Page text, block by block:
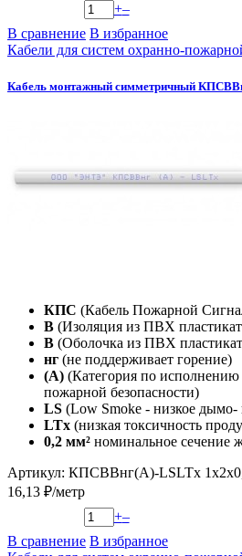
+–
В сравнение В избранное
Кабели для систем охранно-
Кабель монтажный симметричный
КПС (Кабель Пожарной
В (Изоляция из ПВХ
В (Оболочка из ПВХ
нг (не поддерживает горение)
(А) (Категория по исполнению
пожарной безопасности)
LS (Low Smoke - низкое дымо-
LTx (низкая токсичность
0,2 мм² номинальное сечение
Артикул: КПСВВнг(А)-LSLTx
16,13 ₽/метр
+–
В сравнение В избранное